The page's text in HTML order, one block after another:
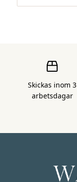
Skickas inom 3
arbetsdagar